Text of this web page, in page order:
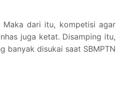
Maka dari itu, kompetisi agar
juga ketat. Disamping itu,
banyak disukai saat SBMPTN